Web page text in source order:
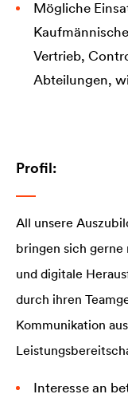
Mögliche
Vertrieb,
Abteilungen,
Profil:
All unsere
bringen sich
und digitale
durch ihren
Kommunikation
Interesse an